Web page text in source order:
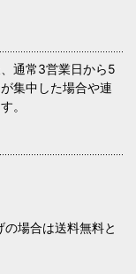
通常3営業日から5
集中した場合や連
。
場合は送料無料と